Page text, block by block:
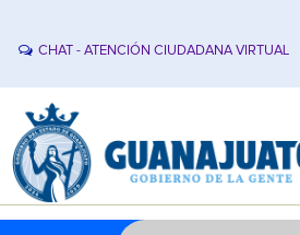
CHAT - ATENCIÓN CIUDADANA VIRTUAL